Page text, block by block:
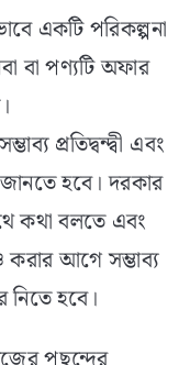
একটি পরিকল্পনা
বা পণ্যটি অফার
প্রতিদ্বন্দ্বী এবং
হবে। দরকার
কথা বলতে এবং
করার আগে সম্ভাব্য
নিতে হবে।